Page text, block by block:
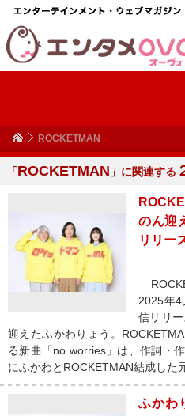
ROCKETMAN
「ROCKETMAN 」に関連する
のん迎
リリー
2025年
信リリ
迎えたふかわりょう。
る新曲「no worries」は、作詞・
にふかわとROCKETMAN結成した
ふかわ